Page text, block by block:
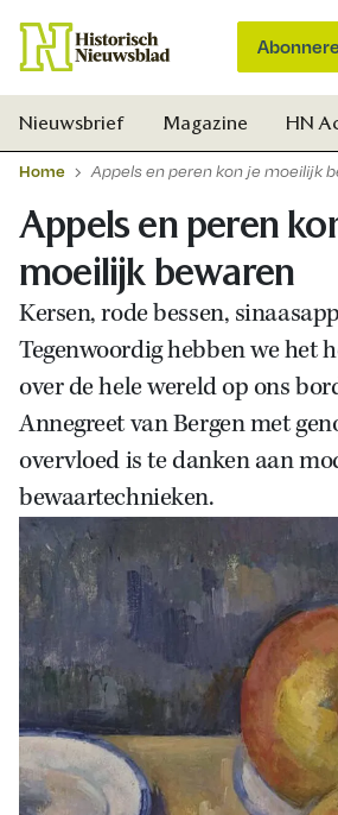
Nieuwsbrief Magazine HN
Home Appels en peren kon je moeilijk
Appels en peren
moeilijk bewaren
Kersen, rode bessen,
Tegenwoordig hebben we het
over de hele wereld op ons
Annegreet van Bergen met
overvloed is te danken aan
bewaartechnieken.